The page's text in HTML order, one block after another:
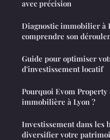
avec précision
Diagnostic immobilier à
comprendre son
Guide pour optimiser
d'investissement locatif
Pourquoi Evom
immobilière à Lyon ?
Investissement dans les
diversifier votre